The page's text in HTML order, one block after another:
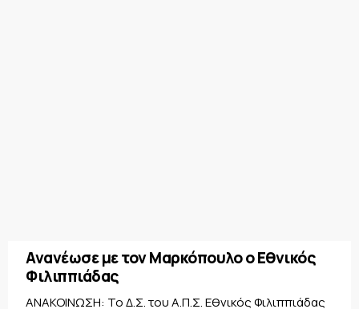
Ανανέωσε με τον Μαρκόπουλο ο Εθνικός
Φιλιππιάδας
ΑΝΑΚΟΙΝΩΣΗ: Το Δ.Σ. του Α.Π.Σ. Εθνικός Φιλιππιάδας